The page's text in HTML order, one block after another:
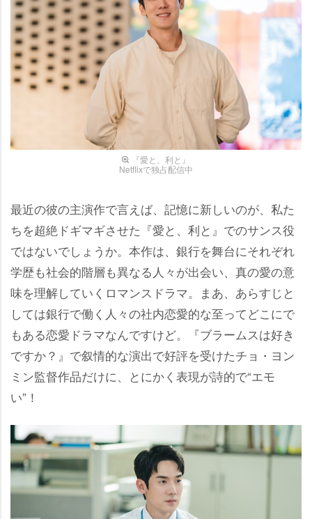
『愛と、利と』
Netflixで独占配信中
最近の彼の主演作で言えば、記憶に新しいのが、私た
ちを超絶ドギマギさせた『愛と、利と』でのサンス役
ではないでしょうか。本作は、銀行を舞台にそれぞれ
学歴も社会的階層も異なる人々が出会い、真の愛の意
味を理解していくロマンスドラマ。まあ、あらすじと
しては銀行で働く人々の社内恋愛的な至ってどこにで
もある恋愛ドラマなんですけど。『ブラームスは好き
ですか？』で叙情的な演出で好評を受けたチョ・ヨン
ミン監督作品だけに、とにかく表現が詩的で“エモ
い”！